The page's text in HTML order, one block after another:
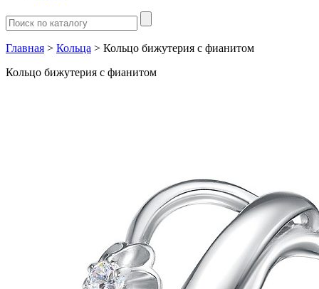
Главная > Кольца > Кольцо бижутерия с фианитом
Кольцо бижутерия с фианитом